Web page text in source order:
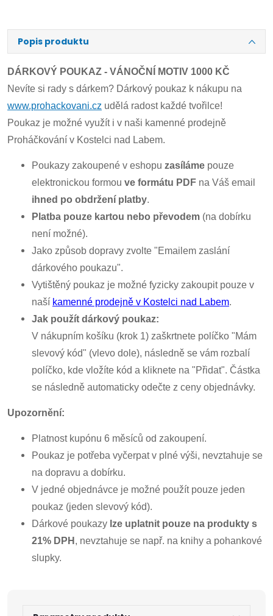
Popis produktu
DÁRKOVÝ POUKAZ - VÁNOČNÍ MOTIV 1000 KČ
Nevíte si rady s dárkem? Dárkový poukaz k nákupu na
www.prohackovani.cz udělá radost každé tvořilce!
Poukaz je možné využít i v naši kamenné prodejně
Proháčkování v Kostelci nad Labem.
Poukazy zakoupené v eshopu zasíláme pouze
elektronickou formou ve formátu PDF na Váš email
ihned po obdržení platby.
Platba pouze kartou nebo převodem (na dobírku
není možné).
Jako způsob dopravy zvolte "Emailem zaslání
dárkového poukazu".
Vytištěný poukaz je možné fyzicky zakoupit pouze v
naší kamenné prodejně v Kostelci nad Labem.
Jak použít dárkový poukaz:
V nákupním košíku (krok 1) zaškrtnete políčko "Mám
slevový kód" (vlevo dole), následně se vám rozbalí
políčko, kde vložíte kód a kliknete na "Přidat". Částka
se následně automaticky odečte z ceny objednávky.
Upozornění:
Platnost kupónu 6 měsíců od zakoupení.
Poukaz je potřeba vyčerpat v plné výši, nevztahuje se
na dopravu a dobírku.
V jedné objednávce je možné použít pouze jeden
poukaz (jeden slevový kód).
Dárkové poukazy lze uplatnit pouze na produkty s
21% DPH , nevztahuje se např. na knihy a pohankové
slupky.